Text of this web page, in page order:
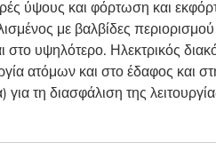
ύψους και φόρτωση και
με βαλβίδες
υψηλότερο. Ηλεκτρικός
ατόμων και στο έδαφος και
τη διασφάλιση της